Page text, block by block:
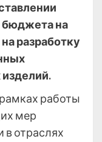
бюджета на
разработку
работы
мер
в отраслях